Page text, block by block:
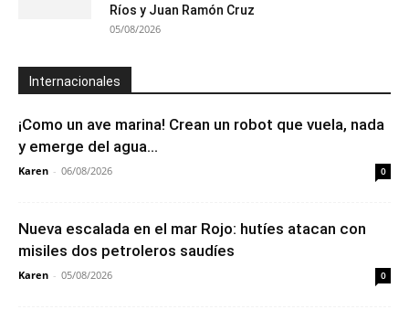
Ríos y Juan Ramón Cruz
05/08/2026
Internacionales
¡Como un ave marina! Crean un robot que vuela, nada
y emerge del agua...
Karen - 06/08/2026 0
Nueva escalada en el mar Rojo: hutíes atacan con
misiles dos petroleros saudíes
Karen - 05/08/2026 0